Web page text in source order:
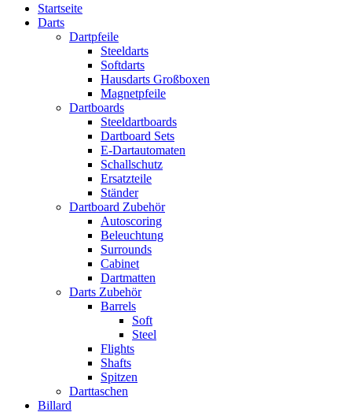
Startseite
Darts
Dartpfeile
Steeldarts
Softdarts
Hausdarts Großboxen
Magnetpfeile
Dartboards
Steeldartboards
Dartboard Sets
E-Dartautomaten
Schallschutz
Ersatzteile
Ständer
Dartboard Zubehör
Autoscoring
Beleuchtung
Surrounds
Cabinet
Dartmatten
Darts Zubehör
Barrels
Soft
Steel
Flights
Shafts
Spitzen
Darttaschen
Billard